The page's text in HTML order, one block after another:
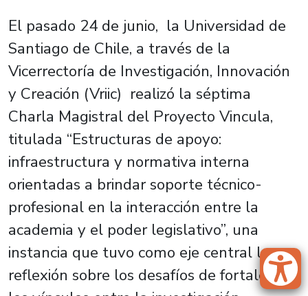
El pasado 24 de junio, la Universidad de
Santiago de Chile, a través de la
Vicerrectoría de Investigación, Innovación
y Creación (Vriic) realizó la séptima
Charla Magistral del Proyecto Vincula,
titulada “Estructuras de apoyo:
infraestructura y normativa interna
orientadas a brindar soporte técnico-
profesional en la interacción entre la
academia y el poder legislativo”, una
instancia que tuvo como eje central la
reflexión sobre los desafíos de fortalecer